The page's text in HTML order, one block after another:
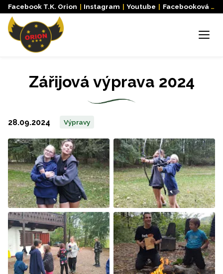
Facebook T.K. Orion | Instagram | Youtube | Facebooková skupina
Menu
Zářijová výprava 2024
28.09.2024 Výpravy